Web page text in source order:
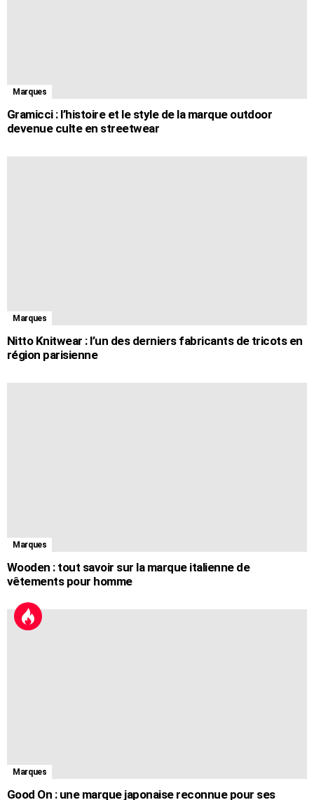
Marques
Gramicci : l’histoire et le style de la marque outdoor
devenue culte en streetwear
Marques
Nitto Knitwear : l’un des derniers fabricants de tricots en
région parisienne
Marques
Wooden : tout savoir sur la marque italienne de
vêtements pour homme
Marques
Good On : une marque japonaise reconnue pour ses